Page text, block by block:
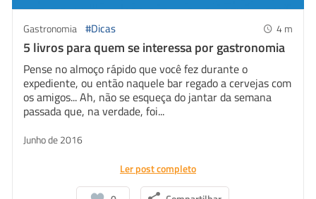
Gastronomia #Dicas 4m
5 livros para quem se interessa por gastronomia
Pense no almoço rápido que você fez durante o
expediente, ou então naquele bar regado a cervejas com
os amigos... Ah, não se esqueça do jantar da semana
passada que, na verdade, foi...
Junho de 2016
Ler post completo